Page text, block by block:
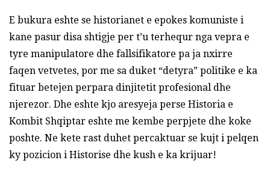
E bukura eshte se historianet e epokes komuniste i
kane pasur disa shtigje per t’u terhequr nga vepra e
tyre manipulatore dhe fallsifikatore pa ja nxirre
faqen vetvetes, por me sa duket “detyra” politike e ka
fituar betejen perpara dinjitetit profesional dhe
njerezor. Dhe eshte kjo aresyeja perse Historia e
Kombit Shqiptar eshte me kembe perpjete dhe koke
poshte. Ne kete rast duhet percaktuar se kujt i pelqen
ky pozicion i Historise dhe kush e ka krijuar!